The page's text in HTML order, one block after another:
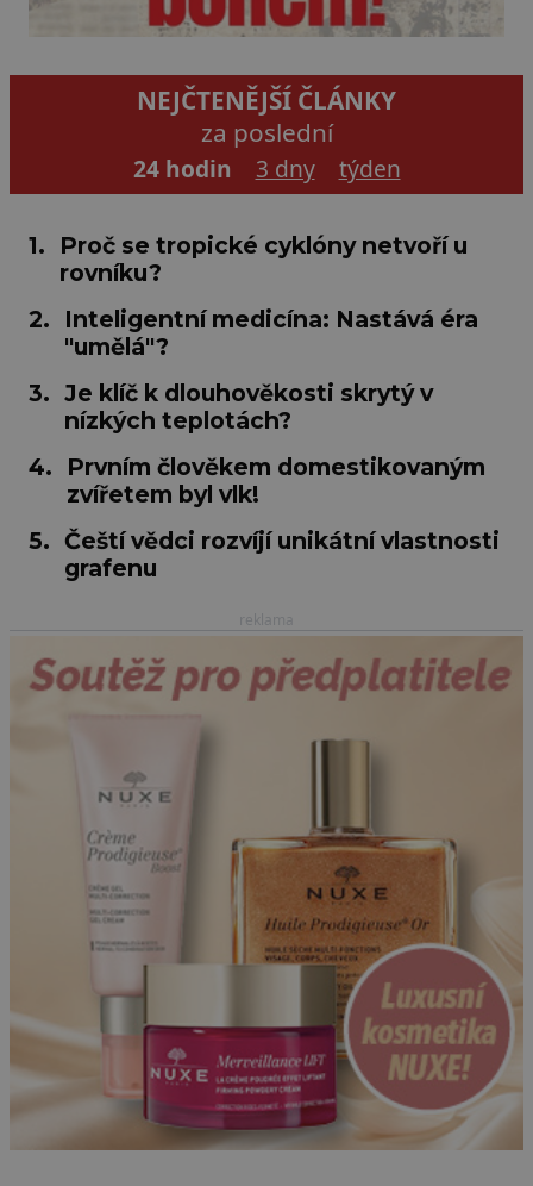
NEJČTENĚJŠÍ ČLÁNKY
za poslední
24 hodin 3 dny týden
1.
Proč se tropické cyklóny netvoří u
rovníku?
2.
Inteligentní medicína: Nastává éra
"umělá"?
3. Je klíč k dlouhověkosti skrytý v
nízkých teplotách?
4.
Prvním člověkem domestikovaným
zvířetem byl vlk!
5. Čeští vědci rozvíjí unikátní vlastnosti
grafenu